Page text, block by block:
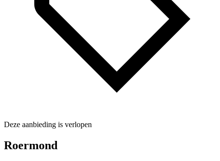
Deze aanbieding is verlopen
Roermond